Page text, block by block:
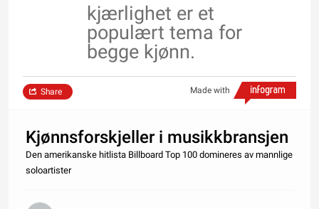
kjærlighet er et
populært tema for
begge kjønn.
Made with
Share
Kjønnsforskjeller i musikkbransjen
Den amerikanske hitlista Billboard Top 100 domineres av mannlige
soloartister